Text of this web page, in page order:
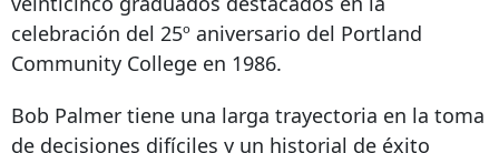
celebración del 25º aniversario del Portland
Community College en 1986.
Bob Palmer tiene una larga trayectoria en la toma
de decisiones difíciles y un historial de éxito